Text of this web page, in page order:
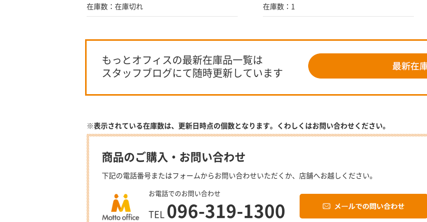
在庫数：在庫切れ
在庫数：1
もっとオフィスの最新在庫品一覧は
スタッフブログにて随時更新しています
※表示されている在庫数は、更新日時点の個数となります。くわしくはお問い合わせください。
商品のご購入・お問い合わせ
下記の電話番号またはフォームからお問い合わせいただくか、店舗へお越しください。
お電話でのお問い合わせ
TEL 096-319-1300